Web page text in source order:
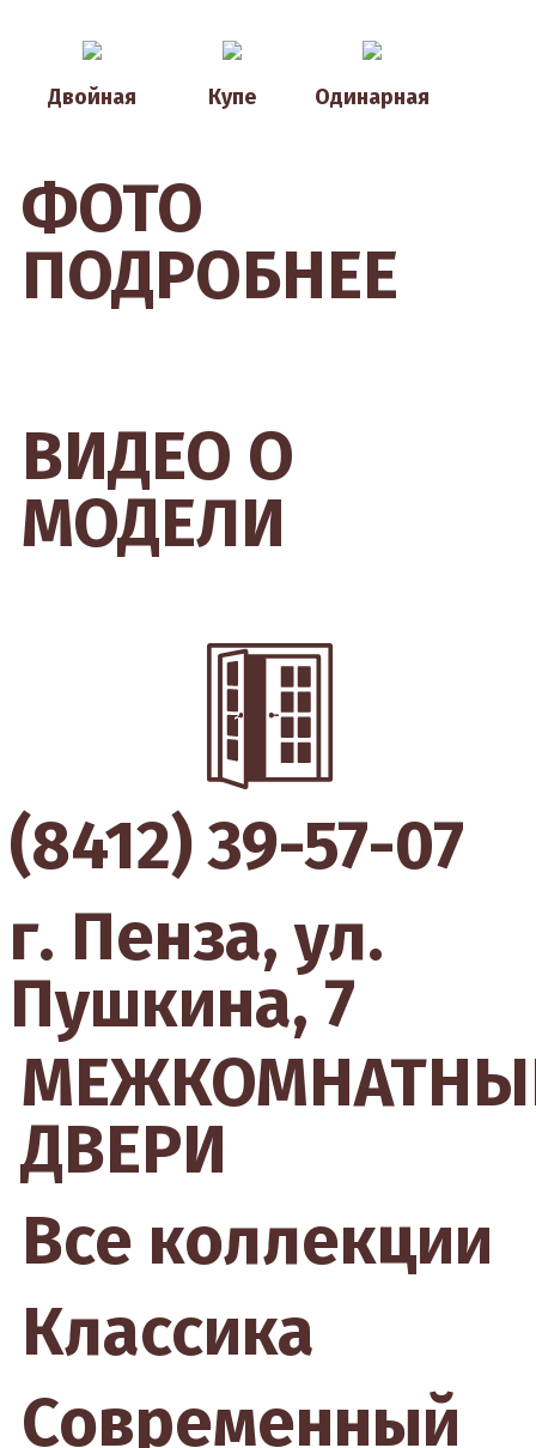
Двойная Купе Одинарная
ФОТО
ПОДРОБНЕЕ
ВИДЕО О
МОДЕЛИ
(8412) 39-57-07
г. Пенза, ул.
Пушкина, 7
ДВЕРИ
Все коллекции
Классика
Современный